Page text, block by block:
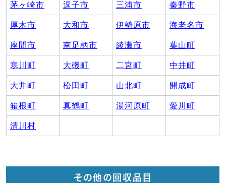
茅ヶ崎市 逗子市 三浦市 秦野市
厚木市 大和市 伊勢原市 海老名市
座間市 南足柄市 綾瀬市 葉山町
寒川町 大磯町 二宮町 中井町
大井町 松田町 山北町 開成町
箱根町 真鶴町 湯河原町 愛川町
清川村
その他の回収品目